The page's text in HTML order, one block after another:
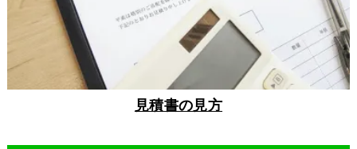
見積書の見方